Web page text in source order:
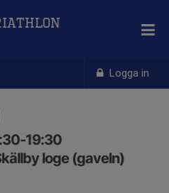
Logga in
19:30
loge (gaveln)